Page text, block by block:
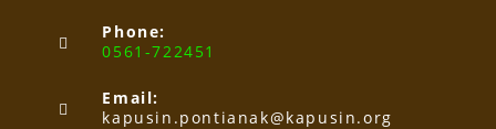
Phone:
0561-722451
Email:
kapusin.pontianak@kapusin.org